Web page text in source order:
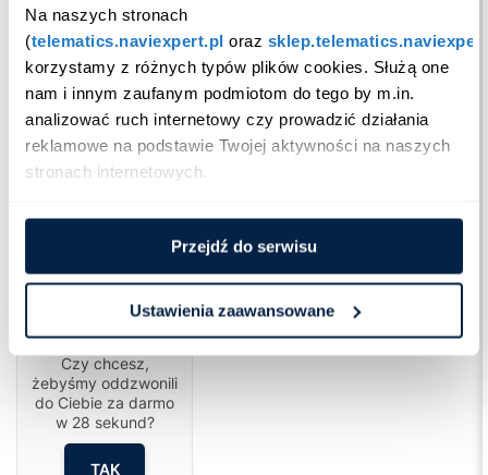
Na naszych stronach
(telematics.naviexpert.pl oraz
korzystamy z różnych typów plików cookies. Służą one
nam i innym zaufanym podmiotom do tego by m.in.
analizować ruch internetowy czy prowadzić działania
reklamowe na podstawie Twojej aktywności na naszych
stronach internetowych.
Przejdź do serwisu
Ustawienia zaawansowane
Cześć!
Czy chcesz,
żebyśmy oddzwonili
do Ciebie za darmo
w 28 sekund?
TAK